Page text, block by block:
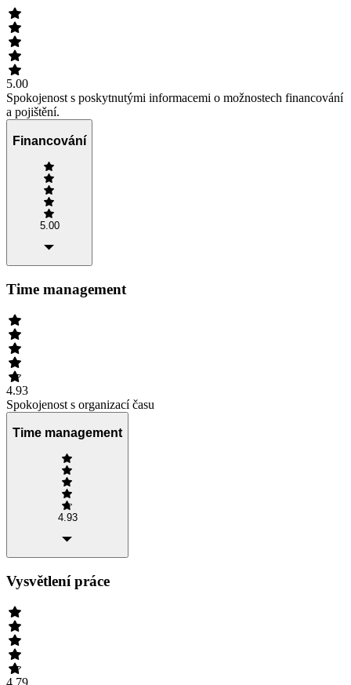
5.00
Spokojenost s poskytnutými informacemi o možnostech financování
a pojištění.
Financování
5.00
Time management
4.93
Spokojenost s organizací času
Time management
4.93
Vysvětlení práce
4.79